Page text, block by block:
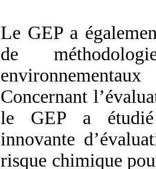
Le GEP a
de
Concernant
le GEP a étudié
innovante
risque chimique